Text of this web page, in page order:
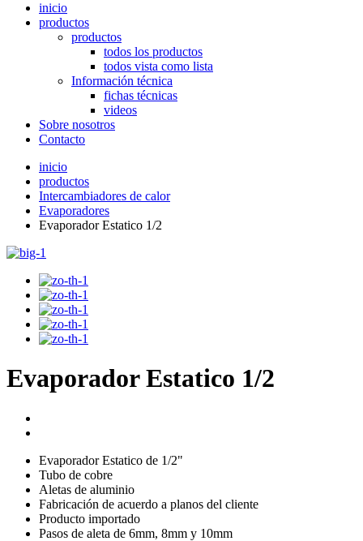
inicio
productos
productos
todos los productos
todos vista como lista
Información técnica
fichas técnicas
videos
Sobre nosotros
Contacto
inicio
productos
Intercambiadores de calor
Evaporadores
Evaporador Estatico 1/2
Evaporador Estatico 1/2
Evaporador Estatico de 1/2"
Tubo de cobre
Aletas de aluminio
Fabricación de acuerdo a planos del cliente
Producto importado
Pasos de aleta de 6mm, 8mm y 10mm